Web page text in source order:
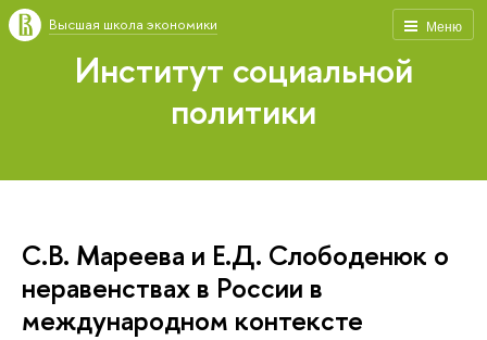
Меню
Высшая школа экономики
Институт социальной
политики
С.В. Мареева и Е.Д. Слободенюк о
неравенствах в России в
международном контексте